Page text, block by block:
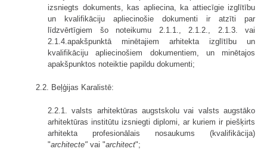
izsniegts dokuments, kas apliecina, ka attiecīgie izglītību
un kvalifikāciju apliecinošie dokumenti ir atzīti par
līdzvērtīgiem šo noteikumu 2.1.1., 2.1.2., 2.1.3. vai
2.1.4.apakšpunktā minētajiem arhitekta izglītību un
kvalifikāciju apliecinošiem dokumentiem, un minētajos
apakšpunktos noteiktie papildu dokumenti;
2.2. Beļģijas Karalistē:
2.2.1. valsts arhitektūras augstskolu vai valsts augstāko
arhitektūras institūtu izsniegti diplomi, ar kuriem ir piešķirts
arhitekta profesionālais nosaukums (kvalifikācija)
"architecte" vai "architect";